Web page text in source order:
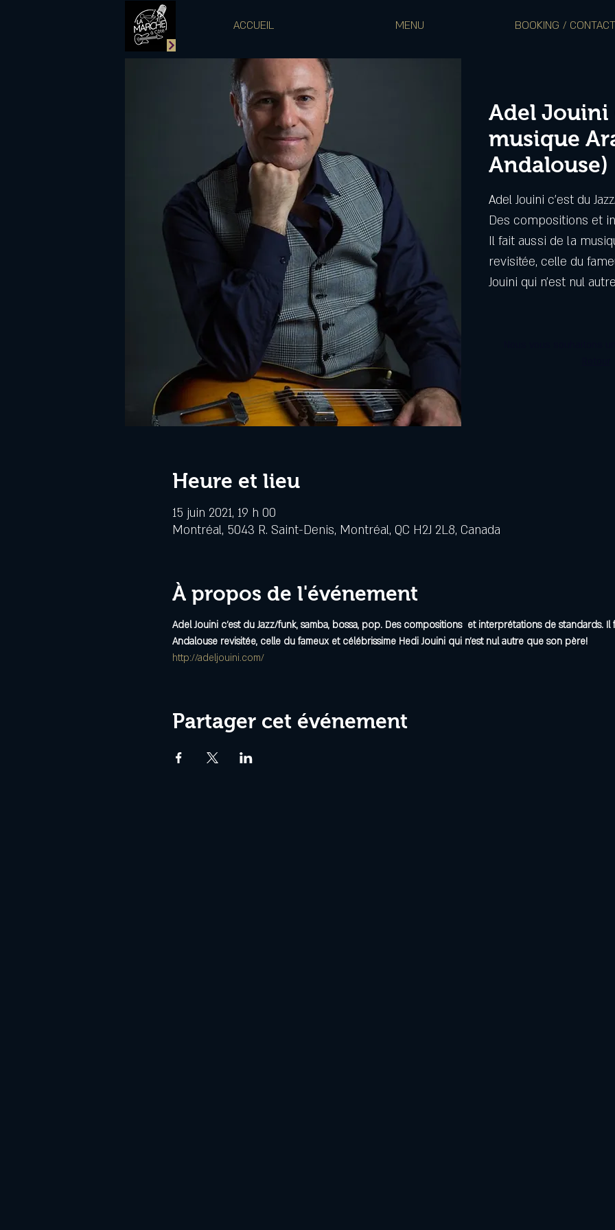
ACCUEIL MENU BOOKING / CONTACT
Adel Jouini
musique
Andalouse)
Adel Jouini c'est du
Des compositions et
Il fait aussi de la
revisitée, celle du
Jouini qui n'est nul
Heure et lieu
15 juin 2021, 19 h 00
Montréal, 5043 R. Saint-Denis, Montréal, QC H2J 2L8, Canada
À propos de l'événement
Adel Jouini c'est du Jazz/funk, samba, bossa, pop. Des compositions  et interprétations de standards.
Andalouse revisitée, celle du fameux et célébrissime Hedi Jouini qui n'est nul autre que son père!
http://adeljouini.com/
Partager cet événement